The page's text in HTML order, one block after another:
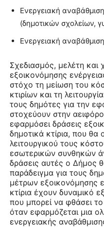
Ενεργειακή
(δημοτικών σχολείων,
Ενεργειακή
Σχεδιασμός, μελέτη
εξοικονόμησης
στόχο τη μείωση του
κτιρίων και τη
τους δημότες για την
στοχεύουν στην
εφαρμόσει δράσεις
δημοτικά κτίρια, που
λειτουργικού τους
εσωτερικών συνθηκών
δράσεις αυτές ο Δήμος
παράδειγμα για τους
μέτρων εξοικονόμησης
κτίρια έχουν δυναμικό
που μπορεί να φθάσει
όταν εφαρμόζεται μια
ενεργειακής